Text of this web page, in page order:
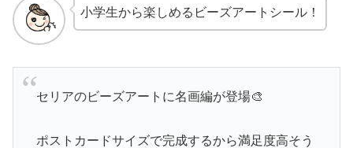
小学生から楽しめるビーズアートシール！
セリアのビーズアートに名画編が登場🎨
ポストカードサイズで完成するから満足度高そう